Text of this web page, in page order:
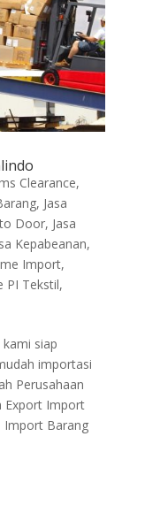
Clearance,
, Jasa
Door, Jasa
Kepabeanan,
Import,
PI Tekstil,
siap
importasi
Perusahaan
Export Import
Import Barang